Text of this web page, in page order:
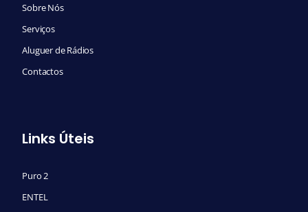
Sobre Nós
Serviços
Aluguer de Rádios
Contactos
Links Úteis
Puro 2
ENTEL